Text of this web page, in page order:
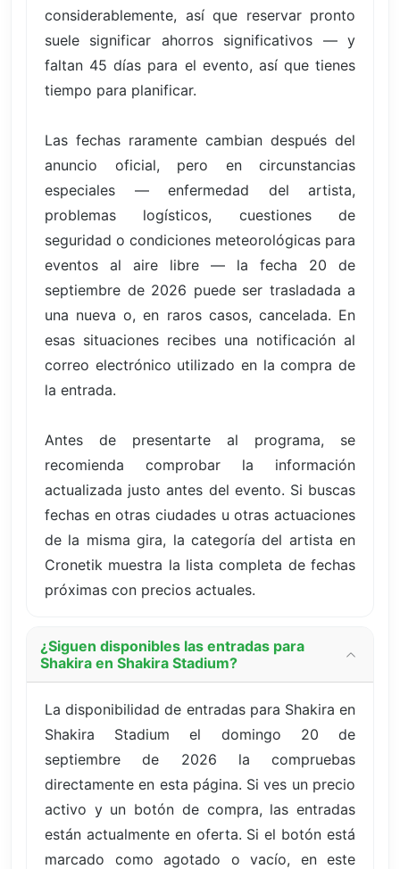
considerablemente, así que reservar pronto
suele significar ahorros significativos — y
faltan 45 días para el evento, así que tienes
tiempo para planificar.
Las fechas raramente cambian después del
anuncio oficial, pero en circunstancias
especiales — enfermedad del artista,
problemas logísticos, cuestiones de
seguridad o condiciones meteorológicas para
eventos al aire libre — la fecha 20 de
septiembre de 2026 puede ser trasladada a
una nueva o, en raros casos, cancelada. En
esas situaciones recibes una notificación al
correo electrónico utilizado en la compra de
la entrada.
Antes de presentarte al programa, se
recomienda comprobar la información
actualizada justo antes del evento. Si buscas
fechas en otras ciudades u otras actuaciones
de la misma gira, la categoría del artista en
Cronetik muestra la lista completa de fechas
próximas con precios actuales.
¿Siguen disponibles las entradas para
Shakira en Shakira Stadium?
La disponibilidad de entradas para Shakira en
Shakira Stadium el domingo 20 de
septiembre de 2026 la compruebas
directamente en esta página. Si ves un precio
activo y un botón de compra, las entradas
están actualmente en oferta. Si el botón está
marcado como agotado o vacío, en este